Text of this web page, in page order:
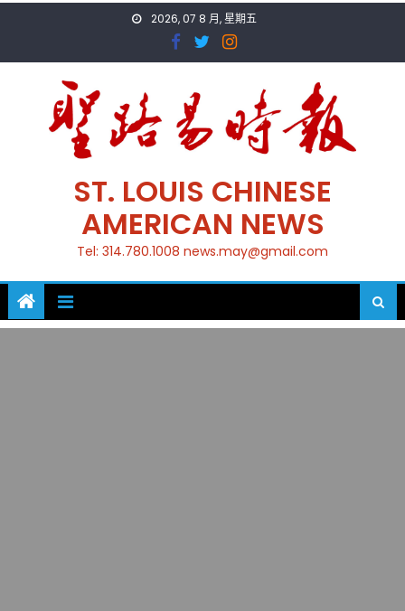
2026, 07 8 月, 星期五
ST. LOUIS CHINESE
AMERICAN NEWS
Tel: 314.780.1008 news.may@gmail.com